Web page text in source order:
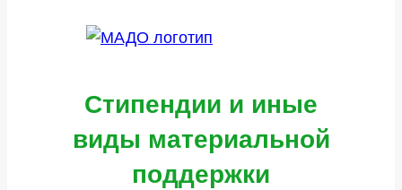
Стипендии и иные
виды материальной
поддержки